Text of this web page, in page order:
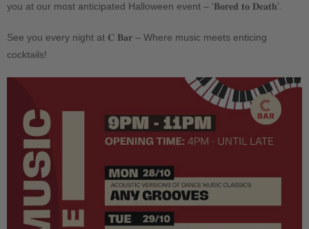
you at our most anticipated Halloween event – ‘𝐁𝐨𝐫𝐞𝐝 𝐭𝐨 𝐃𝐞𝐚𝐭𝐡’.
See you every night at 𝐂 𝐁𝐚𝐫 – Where music meets enticing
cocktails!